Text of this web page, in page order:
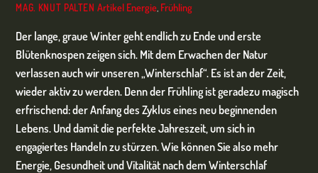
MAG. KNUT PALTEN Artikel Energie, Frühling
Der lange, graue Winter geht endlich zu Ende und erste
Blütenknospen zeigen sich. Mit dem Erwachen der Natur
verlassen auch wir unseren „Winterschlaf“. Es ist an der Zeit,
wieder aktiv zu werden. Denn der Frühling ist geradezu magisch
erfrischend: der Anfang des Zyklus eines neu beginnenden
Lebens. Und damit die perfekte Jahreszeit, um sich in
engagiertes Handeln zu stürzen.Wie können Sie also mehr
Energie, Gesundheit und Vitalität nach dem Winterschlaf